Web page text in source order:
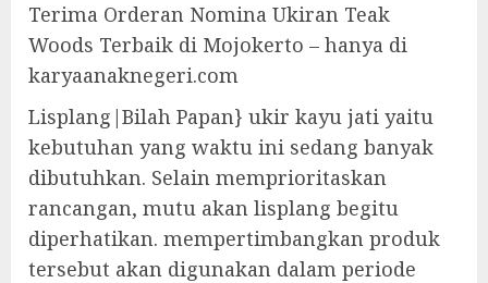
Terima Orderan Nomina Ukiran Teak
Woods Terbaik di Mojokerto – hanya di
karyaanaknegeri.com
Lisplang|Bilah Papan} ukir kayu jati yaitu
kebutuhan yang waktu ini sedang banyak
dibutuhkan. Selain memprioritaskan
rancangan, mutu akan lisplang begitu
diperhatikan. mempertimbangkan produk
tersebut akan digunakan dalam periode